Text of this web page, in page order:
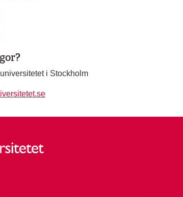
i Stockholm